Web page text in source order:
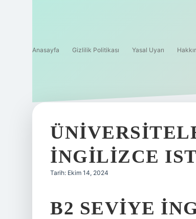
Anasayfa Gizlilik Politikası Yasal Uyarı
İNGILIZCE
Tarih: Ekim 14, 2024
B2 SEVIYE